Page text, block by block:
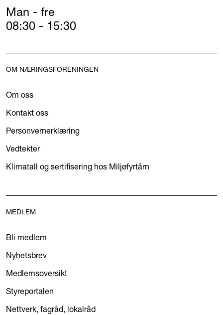
Man - fre
08:30 - 15:30
OM NÆRINGSFORENINGEN
Om oss
Kontakt oss
Personvernerklæring
Vedtekter
Klimatall og sertifisering hos Miljøfyrtårn
MEDLEM
Bli medlem
Nyhetsbrev
Medlemsoversikt
Styreportalen
Nettverk, fagråd, lokalråd